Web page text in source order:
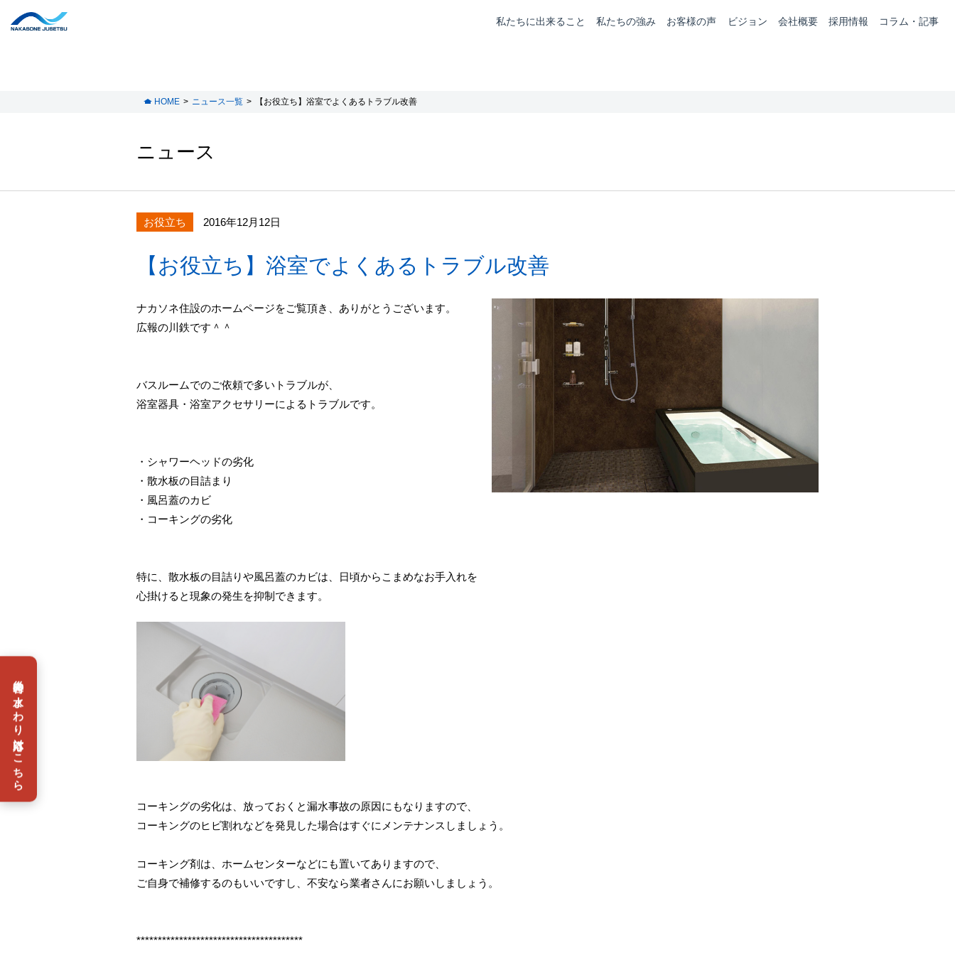
私たちに出来ること 私たちの強み お客様の声 ビジョン 会社概要 採用情報 コラム・記事
HOME ニュース一覧 【お役立ち】浴室でよくあるトラブル改善
ニュース
お役立ち 2016年12月12日
【お役立ち】浴室でよくあるトラブル改善
ナカソネ住設のホームページをご覧頂き、ありがとうございます。
広報の川鉄です＾＾
バスルームでのご依頼で多いトラブルが、
浴室器具・浴室アクセサリーによるトラブルです。
・シャワーヘッドの劣化
・散水板の目詰まり
・風呂蓋のカビ
・コーキングの劣化
特に、散水板の目詰りや風呂蓋のカビは、日頃からこまめなお手入れを
心掛けると現象の発生を抑制できます。
コーキングの劣化は、放っておくと漏水事故の原因にもなりますので、
コーキングのヒビ割れなどを発見した場合はすぐにメンテナンスしましょう。
コーキング剤は、ホームセンターなどにも置いてありますので、
ご自身で補修するのもいいですし、不安なら業者さんにお願いしましょう。
***************************************
災害時の水まわり対応はこちら